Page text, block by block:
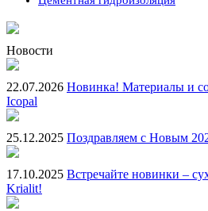
Новости
22.07.2026 Новинка! Материалы и
Icopal
25.12.2025 Поздравляем с Новым
17.10.2025 Встречайте новинки –
Krialit!